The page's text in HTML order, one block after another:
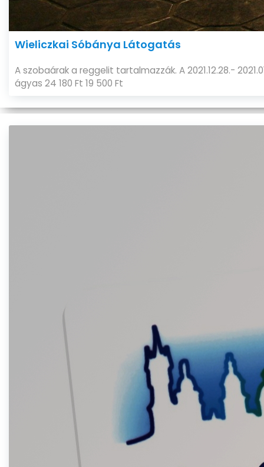
Wieliczkai Sóbánya Látogatás
A szobaárak a reggelit tartalmazzák. A 2021.12.28.-
ágyas 24 180 Ft 19 500 Ft